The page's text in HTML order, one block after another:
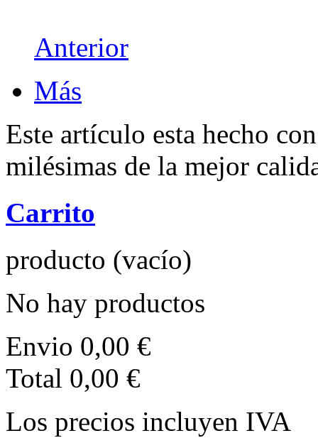
Anterior
Más
Este artículo esta hecho
milésimas de la mejor
Carrito
producto (vacío)
No hay productos
Envio 0,00 €
Total 0,00 €
Los precios incluyen IVA